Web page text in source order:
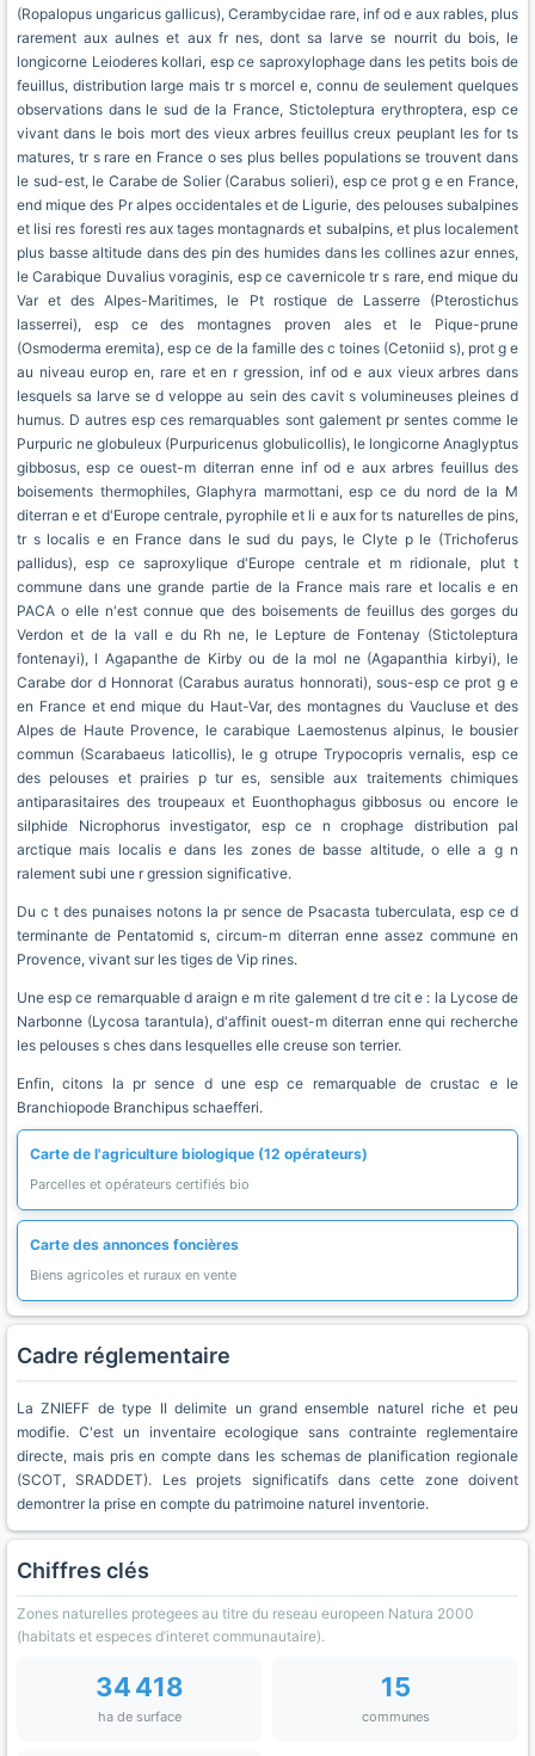
(Ropalopus ungaricus gallicus), Cerambycidae rare, inf od e aux rables, plus
rarement aux aulnes et aux fr nes, dont sa larve se nourrit du bois, le
longicorne Leioderes kollari, esp ce saproxylophage dans les petits bois de
feuillus, distribution large mais tr s morcel e, connu de seulement quelques
observations dans le sud de la France, Stictoleptura erythroptera, esp ce
vivant dans le bois mort des vieux arbres feuillus creux peuplant les for ts
matures, tr s rare en France o ses plus belles populations se trouvent dans
le sud-est, le Carabe de Solier (Carabus solieri), esp ce prot g e en France,
end mique des Pr alpes occidentales et de Ligurie, des pelouses subalpines
et lisi res foresti res aux tages montagnards et subalpins, et plus localement
plus basse altitude dans des pin des humides dans les collines azur ennes,
le Carabique Duvalius voraginis, esp ce cavernicole tr s rare, end mique du
Var et des Alpes-Maritimes, le Pt rostique de Lasserre (Pterostichus
lasserrei), esp ce des montagnes proven ales et le Pique-prune
(Osmoderma eremita), esp ce de la famille des c toines (Cetoniid s), prot g e
au niveau europ en, rare et en r gression, inf od e aux vieux arbres dans
lesquels sa larve se d veloppe au sein des cavit s volumineuses pleines d
humus. D autres esp ces remarquables sont galement pr sentes comme le
Purpuric ne globuleux (Purpuricenus globulicollis), le longicorne Anaglyptus
gibbosus, esp ce ouest-m diterran enne inf od e aux arbres feuillus des
boisements thermophiles, Glaphyra marmottani, esp ce du nord de la M
diterran e et d'Europe centrale, pyrophile et li e aux for ts naturelles de pins,
tr s localis e en France dans le sud du pays, le Clyte p le (Trichoferus
pallidus), esp ce saproxylique d'Europe centrale et m ridionale, plut t
commune dans une grande partie de la France mais rare et localis e en
PACA o elle n'est connue que des boisements de feuillus des gorges du
Verdon et de la vall e du Rh ne, le Lepture de Fontenay (Stictoleptura
fontenayi), l Agapanthe de Kirby ou de la mol ne (Agapanthia kirbyi), le
Carabe dor d Honnorat (Carabus auratus honnorati), sous-esp ce prot g e
en France et end mique du Haut-Var, des montagnes du Vaucluse et des
Alpes de Haute Provence, le carabique Laemostenus alpinus, le bousier
commun (Scarabaeus laticollis), le g otrupe Trypocopris vernalis, esp ce
des pelouses et prairies p tur es, sensible aux traitements chimiques
antiparasitaires des troupeaux et Euonthophagus gibbosus ou encore le
silphide Nicrophorus investigator, esp ce n crophage distribution pal
arctique mais localis e dans les zones de basse altitude, o elle a g n
ralement subi une r gression significative.
Du c t des punaises notons la pr sence de Psacasta tuberculata, esp ce d
terminante de Pentatomid s, circum-m diterran enne assez commune en
Provence, vivant sur les tiges de Vip rines.
Une esp ce remarquable d araign e m rite galement d tre cit e : la Lycose de
Narbonne (Lycosa tarantula), d'affinit ouest-m diterran enne qui recherche
les pelouses s ches dans lesquelles elle creuse son terrier.
Enfin, citons la pr sence d une esp ce remarquable de crustac e le
Branchiopode Branchipus schaefferi.
Carte de l'agriculture biologique (12 opérateurs)
Parcelles et opérateurs certifiés bio
Carte des annonces foncières
Biens agricoles et ruraux en vente
Cadre réglementaire
La ZNIEFF de type II delimite un grand ensemble naturel riche et peu
modifie. C'est un inventaire ecologique sans contrainte reglementaire
directe, mais pris en compte dans les schemas de planification regionale
(SCOT, SRADDET). Les projets significatifs dans cette zone doivent
demontrer la prise en compte du patrimoine naturel inventorie.
Chiffres clés
Zones naturelles protegees au titre du reseau europeen Natura 2000
(habitats et especes d’interet communautaire).
34 418
ha de surface
15
communes